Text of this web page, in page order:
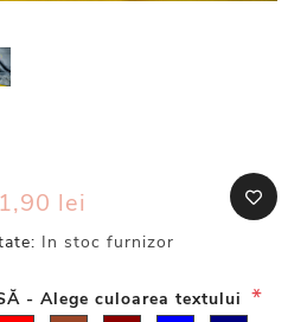
1,90 lei
In stoc furnizor
- Alege culoarea textului *